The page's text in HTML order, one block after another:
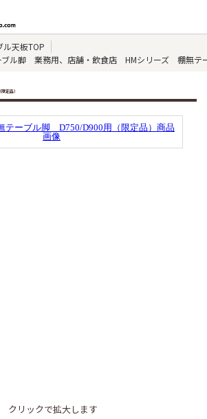
ル天板TOP
ブル脚 業務用、店舗・飲食店 HMシリーズ 棚無
定品）
クリックで拡大します